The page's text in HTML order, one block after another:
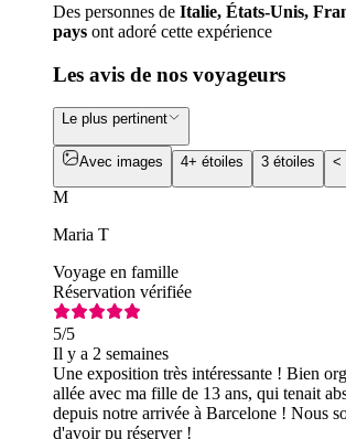
Des personnes de Italie, États-Unis,
pays ont adoré cette expérience
Les avis de nos voyageurs
Le plus pertinent
Avec images 4+ étoiles 3 étoiles <
M
Maria T
Voyage en famille
Réservation vérifiée
5/5
Il y a 2 semaines
Une exposition très intéressante ! Bien
allée avec ma fille de 13 ans, qui tenait
depuis notre arrivée à Barcelone ! Nous
d'avoir pu réserver !